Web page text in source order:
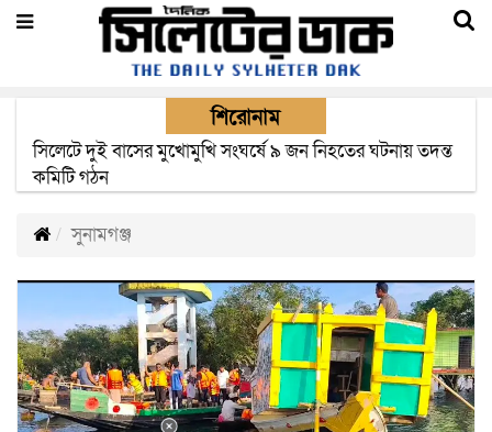
শিরোনাম
সিলেটে সড়ক দুর্ঘটনায় নিহতদের পরিবার পাচ্ছে ৫ লাখ টাকা করে
সরকারি অনুদান
সুনামগঞ্জ